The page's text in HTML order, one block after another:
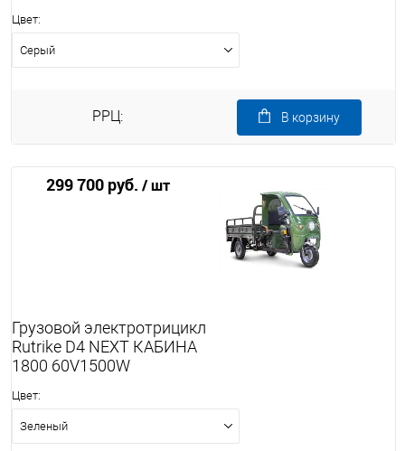
Цвет:
Серый
РРЦ:
299 700 руб. / шт
В корзину
Грузовой электротрицикл
Rutrike D4 NEXT КАБИНА
1800 60V1500W
Цвет:
Зеленый